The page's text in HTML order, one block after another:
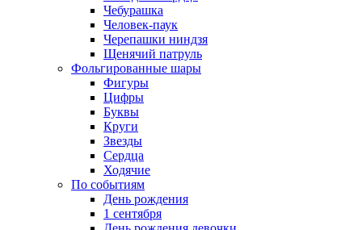
Чебурашка
Человек-паук
Черепашки ниндзя
Щенячий патруль
Фольгированные шары
Фигуры
Цифры
Буквы
Круги
Звезды
Сердца
Ходячие
По событиям
День рождения
1 сентября